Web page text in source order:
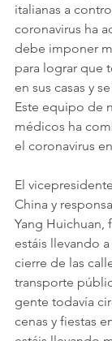
italianas a
coronavirus ha
debe imponer
para lograr que
en sus casas y
Este equipo de
médicos ha
el coronavirus
El
China y
Yang Huichuan,
estáis llevando
cierre de las
transporte
gente todavía
cenas y fiestas